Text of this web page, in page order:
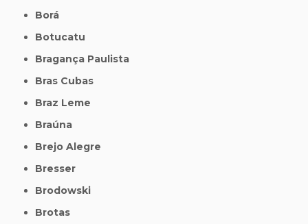
Borá
Botucatu
Bragança Paulista
Bras Cubas
Braz Leme
Braúna
Brejo Alegre
Bresser
Brodowski
Brotas